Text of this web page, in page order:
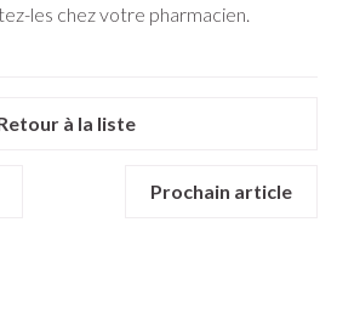
les chez votre pharmacien.
à la liste
Prochain article